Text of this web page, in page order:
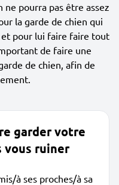
pourra pas être assez
la garde de chien qui
pour lui faire faire tout
de faire une
de chien, afin de
garder votre
vous ruiner
à ses proches/à sa